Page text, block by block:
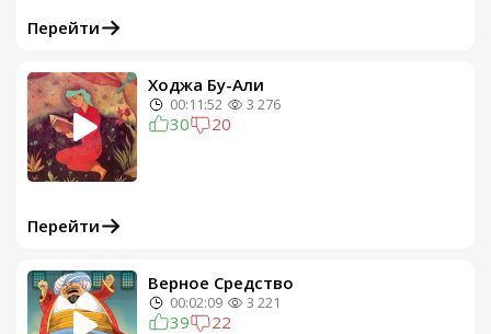
Перейти
Ходжа Бу-Али
00:11:52 3 276
30 20
Перейти
Верное Средство
00:02:09 3 221
39 22